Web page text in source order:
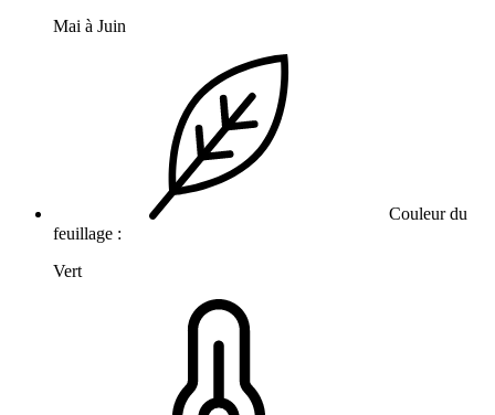
Mai à Juin
Couleur du
feuillage :
Vert